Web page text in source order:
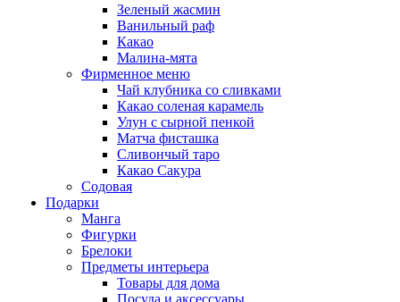
Зеленый жасмин
Ванильный раф
Какао
Малина-мята
Фирменное меню
Чай клубника со сливками
Какао соленая карамель
Улун с сырной пенкой
Матча фисташка
Сливончый таро
Какао Сакура
Содовая
Подарки
Манга
Фигурки
Брелоки
Предметы интерьера
Товары для дома
Посуда и аксессуары